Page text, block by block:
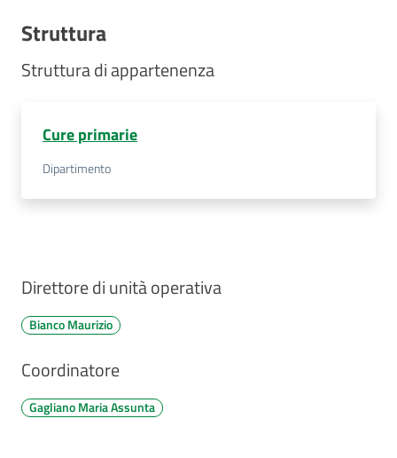
Struttura
Struttura di appartenenza
Cure primarie
Dipartimento
Direttore di unità operativa
Bianco Maurizio
Coordinatore
Gagliano Maria Assunta